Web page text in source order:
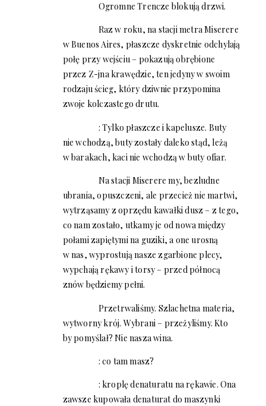
Ogromne Trencze blokują drzwi.
Raz w roku, na stacji metra Miserere
w Buenos Aires, płaszcze dyskretnie odchylają
połę przy wejściu – pokazują obrębione
przez Z-jna krawędzie, ten jedyny w swoim
rodzaju ścieg, który dziwnie przypomina
zwoje kolczastego drutu.
: Tylko płaszcze i kapelusze. Buty
nie wchodzą, buty zostały daleko stąd, leżą
w barakach, kaci nie wchodzą w buty ofiar.
Na stacji Miserere my, bezludne
ubrania, opuszczeni, ale przecież nie martwi,
wytrząsamy z oprzędu kawałki dusz – z tego,
co nam zostało, utkamy je od nowa między
połami zapiętymi na guziki, a one urosną
w nas, wyprostują nasze zgarbione plecy,
wypchają rękawy i torsy – przed północą
znów będziemy pełni.
Przetrwaliśmy. Szlachetna materia,
wytworny krój. Wybrani – przeżyliśmy. Kto
by pomyślał? Nie nasza wina.
: co tam masz?
: kroplę denaturatu na rękawie. Ona
zawsze kupowała denaturat do maszynki